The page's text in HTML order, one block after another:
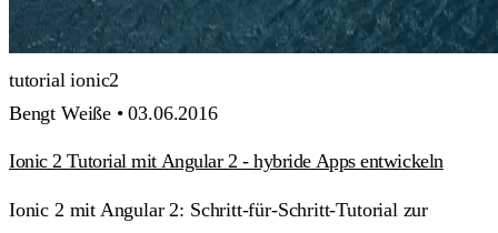
tutorialionic2
Bengt Weiße •03.06.2016
Ionic 2 Tutorial mit Angular 2 - hybride Apps entwickeln
Ionic 2 mit Angular 2: Schritt-für-Schritt-Tutorial zur